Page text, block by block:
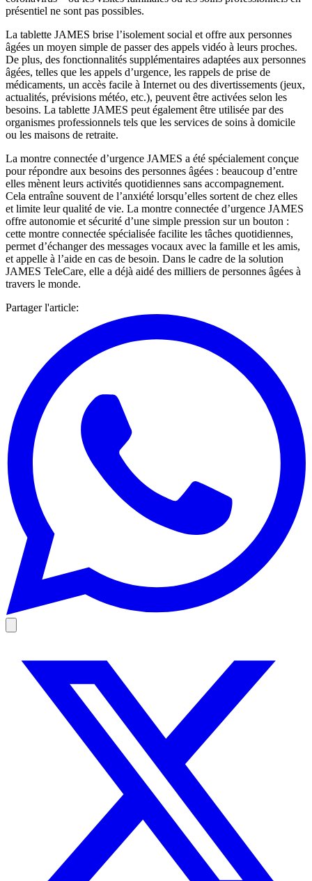
présentiel ne sont pas possibles.
La tablette JAMES brise l’isolement social et offre aux personnes
âgées un moyen simple de passer des appels vidéo à leurs proches.
De plus, des fonctionnalités supplémentaires adaptées aux personnes
âgées, telles que les appels d’urgence, les rappels de prise de
médicaments, un accès facile à Internet ou des divertissements (jeux,
actualités, prévisions météo, etc.), peuvent être activées selon les
besoins. La tablette JAMES peut également être utilisée par des
organismes professionnels tels que les services de soins à domicile
ou les maisons de retraite.
La montre connectée d’urgence JAMES a été spécialement conçue
pour répondre aux besoins des personnes âgées : beaucoup d’entre
elles mènent leurs activités quotidiennes sans accompagnement.
Cela entraîne souvent de l’anxiété lorsqu’elles sortent de chez elles
et limite leur qualité de vie. La montre connectée d’urgence JAMES
offre autonomie et sécurité d’une simple pression sur un bouton :
cette montre connectée spécialisée facilite les tâches quotidiennes,
permet d’échanger des messages vocaux avec la famille et les amis,
et appelle à l’aide en cas de besoin. Dans le cadre de la solution
JAMES TeleCare, elle a déjà aidé des milliers de personnes âgées à
travers le monde.
Partager l'article: